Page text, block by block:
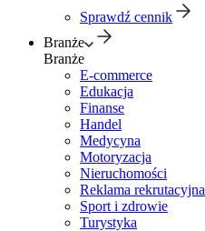
Sprawdź cennik
Branże
Branże
E-commerce
Edukacja
Finanse
Handel
Medycyna
Motoryzacja
Nieruchomości
Reklama rekrutacyjna
Sport i zdrowie
Turystyka